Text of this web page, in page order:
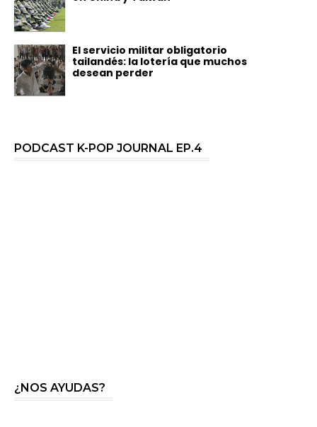
El servicio militar obligatorio
tailandés: la lotería que muchos
desean perder
PODCAST K-POP JOURNAL EP.4
¿NOS AYUDAS?